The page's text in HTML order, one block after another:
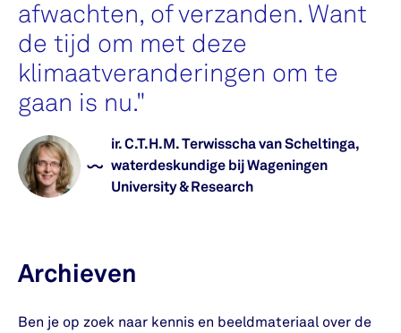
afwachten, of verzanden. Want
de tijd om met deze
klimaatveranderingen om te
gaan is nu."
ir. C.T.H.M. Terwisscha van Scheltinga,
waterdeskundige bij Wageningen
University & Research
Archieven
Ben je op zoek naar kennis en beeldmateriaal over de